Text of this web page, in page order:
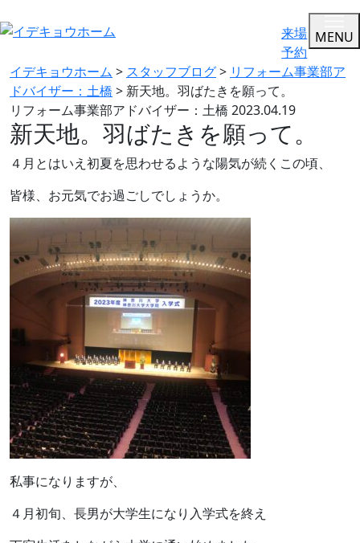
来場
予約
MENU
イデキョウホーム > スタッフブログ> リフォーム事業部ア
ドバイザー：土橋 > 新天地。羽ばたきを願って。
リフォーム事業部アドバイザー：土橋 2023.04.19
新天地。羽ばたきを願って。
４月とはいえ初夏を思わせるような陽気が続くこの頃、
皆様、お元気でお過ごしでしょうか。
私事になりますが、
４月初旬、長男が大学生になり入学式を終え